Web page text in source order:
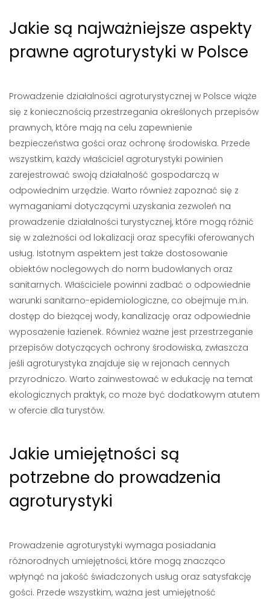
Jakie są najważniejsze aspekty
prawne agroturystyki w Polsce
Prowadzenie działalności agroturystycznej w Polsce wiąże
się z koniecznością przestrzegania określonych przepisów
prawnych, które mają na celu zapewnienie
bezpieczeństwa gości oraz ochronę środowiska. Przede
wszystkim, każdy właściciel agroturystyki powinien
zarejestrować swoją działalność gospodarczą w
odpowiednim urzędzie. Warto również zapoznać się z
wymaganiami dotyczącymi uzyskania zezwoleń na
prowadzenie działalności turystycznej, które mogą różnić
się w zależności od lokalizacji oraz specyfiki oferowanych
usług. Istotnym aspektem jest także dostosowanie
obiektów noclegowych do norm budowlanych oraz
sanitarnych. Właściciele powinni zadbać o odpowiednie
warunki sanitarno-epidemiologiczne, co obejmuje m.in.
dostęp do bieżącej wody, kanalizację oraz odpowiednie
wyposażenie łazienek. Również ważne jest przestrzeganie
przepisów dotyczących ochrony środowiska, zwłaszcza
jeśli agroturystyka znajduje się w rejonach cennych
przyrodniczo. Warto zainwestować w edukację na temat
ekologicznych praktyk, co może być dodatkowym atutem
w ofercie dla turystów.
Jakie umiejętności są
potrzebne do prowadzenia
agroturystyki
Prowadzenie agroturystyki wymaga posiadania
różnorodnych umiejętności, które mogą znacząco
wpłynąć na jakość świadczonych usług oraz satysfakcję
gości. Przede wszystkim, ważna jest umiejętność